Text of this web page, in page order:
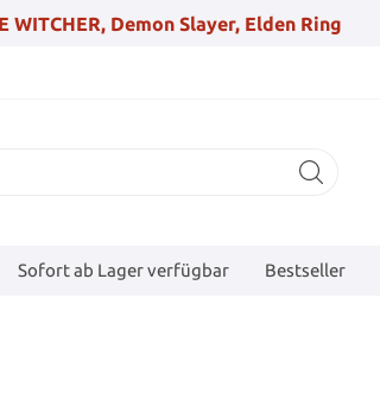
Demon Slayer, Elden Ring
Sofort ab Lager verfügbar Bestseller